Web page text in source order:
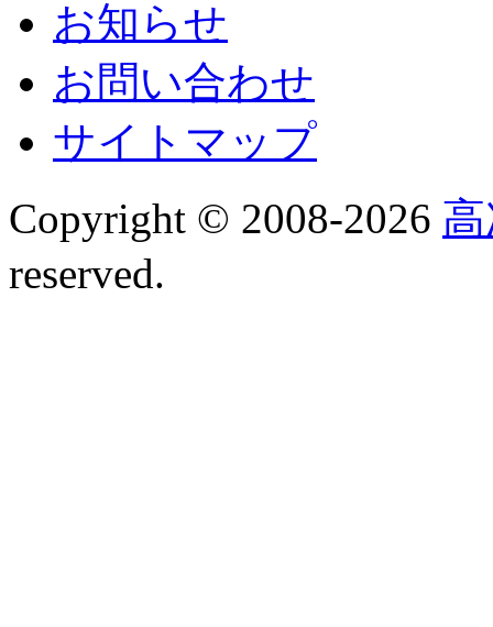
お知らせ
お問い合わせ
サイトマップ
Copyright © 2008-2026
reserved.